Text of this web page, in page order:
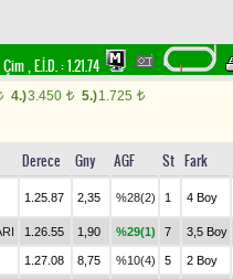
,E.İ.D. :1.21.74
4.)3.450 t 5.)1.725 t
Derece Gny AGF St Fark
1.25.87 2,35 %28(2) 1 4 Boy
1.26.55 1,90 %29(1) 7 3,5 Boy
1.27.08 8,75 %10(4) 5 2 Boy